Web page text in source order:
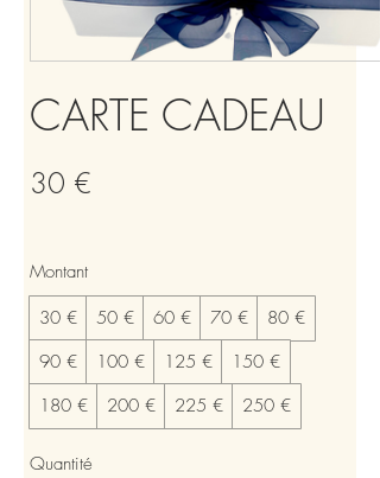
CARTE CADEAU
30 €
Montant
30 €
50 € 60 € 70 €
80 €
90 €
100 € 125 €
150 €
180 €
200 € 225 € 250 €
Quantité